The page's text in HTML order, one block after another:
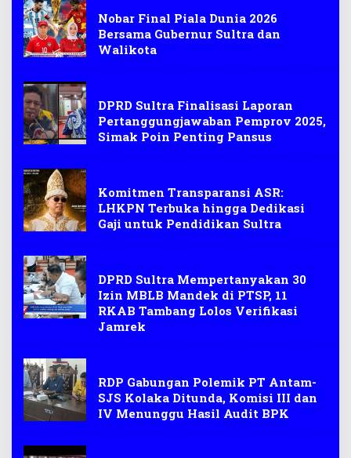
Nobar Final Piala Dunia 2026
Bersama Gubernur Sultra dan
Walikota
DPRD Sultra Finalisasi Laporan
Pertanggungjawaban Pemprov 2025,
Simak Poin Penting Pansus
Komitmen Transparansi ASR:
LHKPN Terbuka hingga Dedikasi
Gaji untuk Pendidikan Sultra
DPRD Sultra Mempertanyakan 30
Izin MBLB Mandek di PTSP, 11
RKAB Tambang Lolos Verifikasi
Jamrek
RDP Gabungan Polemik PT Antam-
SJS Kolaka Ditunda, Komisi III dan
IV Menunggu Hasil Audit BPK